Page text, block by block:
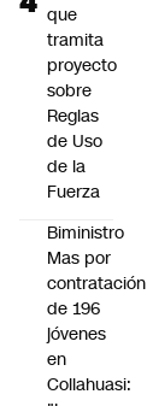
que
tramita
proyecto
sobre
Reglas
de Uso
de la
Fuerza
Biministro
Mas por
contratación
de 196
jóvenes
en
Collahuasi: